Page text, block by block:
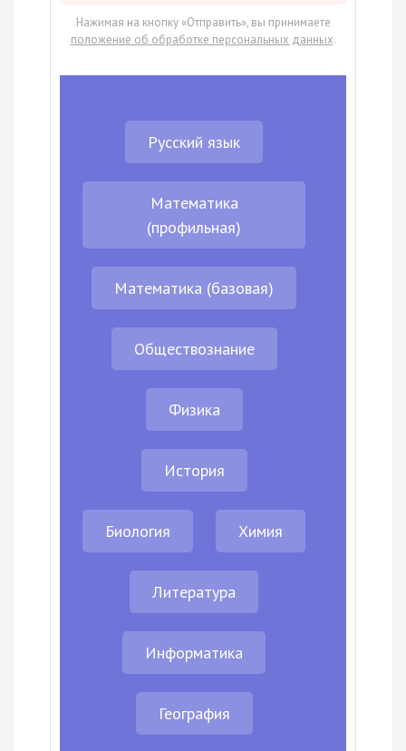
Нажимая на кнопку «Отправить», вы принимаете
положение об обработке персональных данных.
Русский язык
Математика
(профильная)
Математика (базовая)
Обществознание
Физика
История
Биология Химия
Литература
Информатика
География